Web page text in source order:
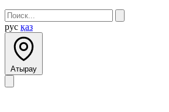
рус қаз
Атырау